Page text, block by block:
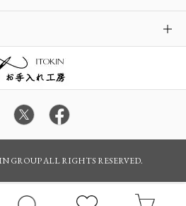
GROUP ALL RIGHTS RESERVED.